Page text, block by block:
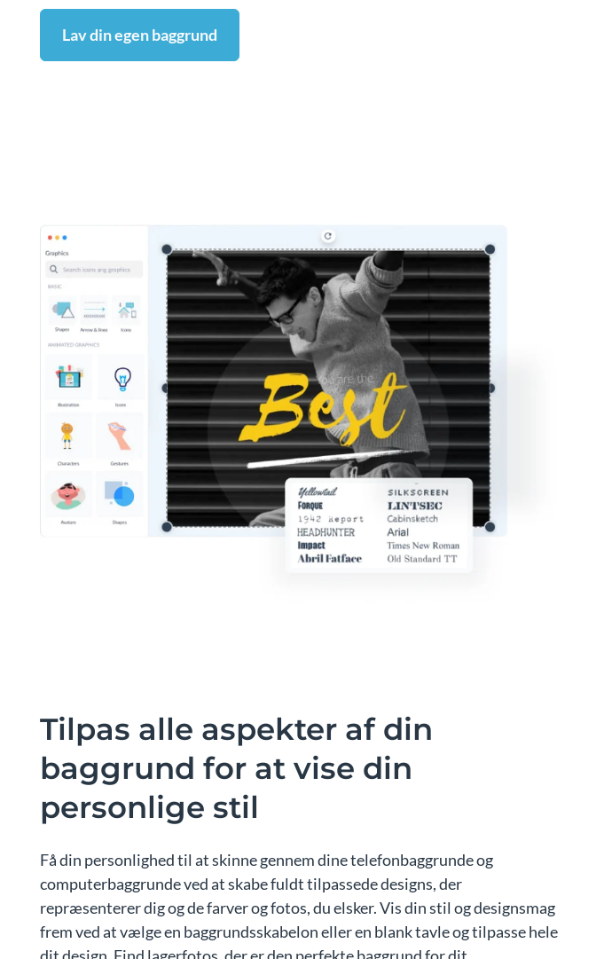
Lav din egen baggrund
Tilpas alle aspekter af din
baggrund for at vise din
personlige stil
Få din personlighed til at skinne gennem dine telefonbaggrunde og
computerbaggrunde ved at skabe fuldt tilpassede designs, der
repræsenterer dig og de farver og fotos, du elsker. Vis din stil og designsmag
frem ved at vælge en baggrundsskabelon eller en blank tavle og tilpasse hele